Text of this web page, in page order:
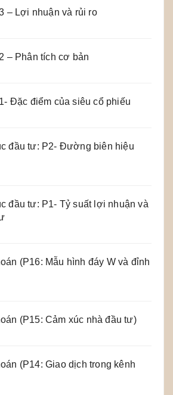
– Lợi nhuận và rủi ro
– Phân tích cơ bản
Đặc điểm của siêu cổ phiếu
đầu tư: P2- Đường biên hiệu
đầu tư: P1- Tỷ suất lợi nhuận và
(P16: Mẫu hình đáy W và đỉnh
(P15: Cảm xúc nhà đầu tư)
(P14: Giao dịch trong kênh